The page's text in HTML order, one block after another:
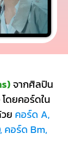
จากศิลปิน
โดยคอร์ดใน
ย คอร์ด A,
คอร์ด Bm,